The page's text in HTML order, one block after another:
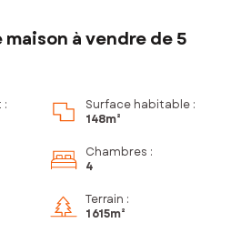
à vendre de 5
:
Surface habitable :
148m²
Chambres :
4
Terrain :
1 615m²